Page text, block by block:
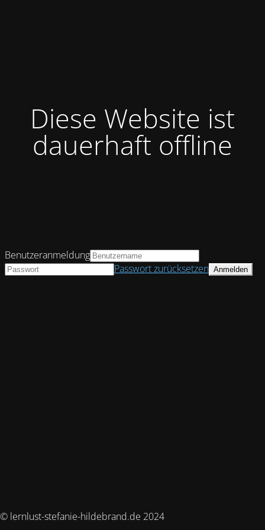
Diese Website ist
dauerhaft offline
© lernlust-stefanie-hildebrand.de 2024
Benutzeranmeldung
Passwort zurücksetzen